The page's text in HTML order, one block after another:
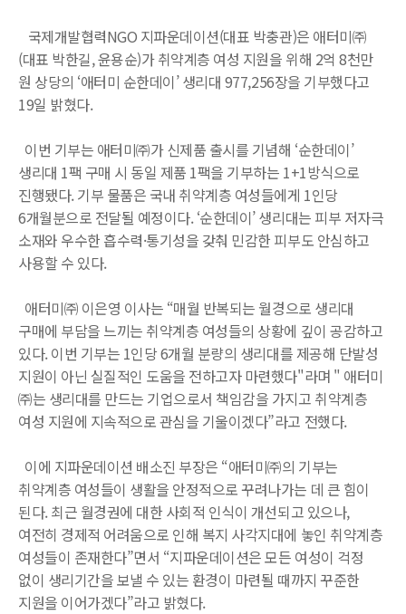
국제개발협력NGO 지파운데이션(대표 박충관)은 애터미㈜
(대표 박한길, 윤용순)가 취약계층 여성 지원을 위해 2억 8천만
원 상당의 ‘애터미 순한데이’ 생리대 977,256장을 기부했다고
19일 밝혔다.
이번 기부는 애터미㈜가 신제품 출시를 기념해 ‘순한데이’
생리대 1팩 구매 시 동일 제품 1팩을 기부하는 1+1방식으로
진행됐다. 기부 물품은 국내 취약계층 여성들에게 1인당
6개월분으로 전달될 예정이다. ‘순한데이’ 생리대는 피부 저자극
소재와 우수한 흡수력·통기성을 갖춰 민감한 피부도 안심하고
사용할 수 있다.
애터미㈜ 이은영 이사는 “매월 반복되는 월경으로 생리대
구매에 부담을 느끼는 취약계층 여성들의 상황에 깊이 공감하고
있다. 이번 기부는 1인당 6개월 분량의 생리대를 제공해 단발성
지원이 아닌 실질적인 도움을 전하고자 마련했다"라며 " 애터미
㈜는 생리대를 만드는 기업으로서 책임감을 가지고 취약계층
여성 지원에 지속적으로 관심을 기울이겠다”라고 전했다.
이에 지파운데이션 배소진 부장은 “애터미㈜의 기부는
취약계층 여성들이 생활을 안정적으로 꾸려나가는 데 큰 힘이
된다. 최근 월경권에 대한 사회적 인식이 개선되고 있으나,
여전히 경제적 어려움으로 인해 복지 사각지대에 놓인 취약계층
여성들이 존재한다”면서 “지파운데이션은 모든 여성이 걱정
없이 생리기간을 보낼 수 있는 환경이 마련될 때까지 꾸준한
지원을 이어가겠다”라고 밝혔다.